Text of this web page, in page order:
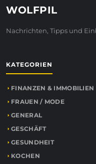
WOLFPIL
Nachrichten, Tipps und
KATEGORIEN
FINANZEN & IMMOBILIEN
FRAUEN / MODE
GENERAL
GESCHÄFT
GESUNDHEIT
KOCHEN